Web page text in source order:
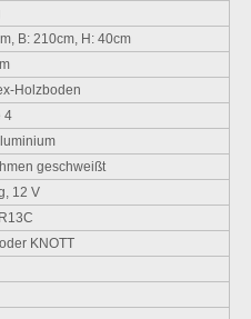
B: 210cm, H: 40cm
Holzboden
4
geschweißt
12 V
KNOTT